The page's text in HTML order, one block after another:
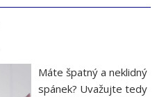
Máte špatný a neklidný
spánek? Uvažujte tedy